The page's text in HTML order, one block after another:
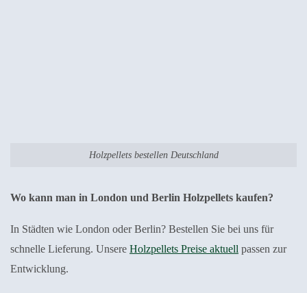
Holzpellets bestellen Deutschland
Wo kann man in London und Berlin Holzpellets kaufen?
In Städten wie London oder Berlin? Bestellen Sie bei uns für
schnelle Lieferung. Unsere Holzpellets Preise aktuell passen zur
Entwicklung.